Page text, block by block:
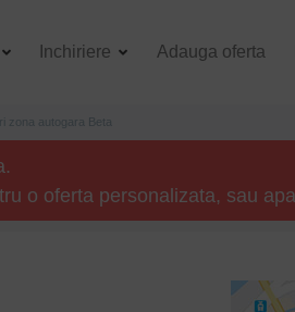
Inchiriere Adauga oferta
zona autogara Beta
o oferta personalizata, sau